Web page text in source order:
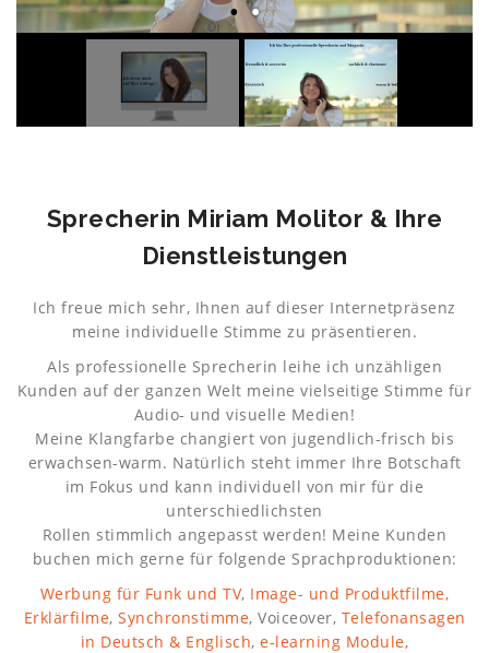
Sprecherin Miriam Molitor & Ihre
Dienstleistungen
Ich freue mich sehr, Ihnen auf dieser Internetpräsenz
meine individuelle Stimme zu präsentieren.
Als professionelle Sprecherin leihe ich unzähligen
Kunden auf der ganzen Welt meine vielseitige Stimme für
Audio- und visuelle Medien!
Meine Klangfarbe changiert von jugendlich-frisch bis
erwachsen-warm. Natürlich steht immer Ihre Botschaft
im Fokus und kann individuell von mir für die
unterschiedlichsten
Rollen stimmlich angepasst werden! Meine Kunden
buchen mich gerne für folgende Sprachproduktionen:
Werbung für Funk und TV, Image- und Produktfilme,
Erklärfilme, Synchronstimme, Voiceover, Telefonansagen
in Deutsch & Englisch,e-learning Module,